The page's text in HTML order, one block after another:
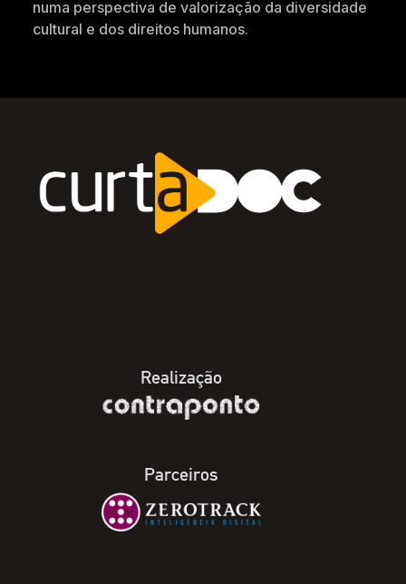
numa perspectiva de valorização da diversidade
cultural e dos direitos humanos.
Realização
Parceiros